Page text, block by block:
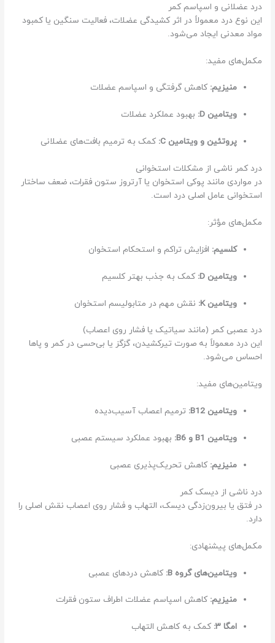
درد عضلانی و اسپاسم کمر
این نوع درد معمولاً در اثر کشیدگی عضلات، فعالیت سنگین یا کمبود
مواد معدنی ایجاد می‌شود.
مکمل‌های مفید:
منیزیم: کاهش گرفتگی و اسپاسم عضلات
ویتامین D: بهبود عملکرد عضلات
پروتئین و ویتامین C: کمک به ترمیم بافت‌های عضلانی
درد کمر ناشی از مشکلات استخوانی
در مواردی مانند پوکی استخوان یا آرتروز ستون فقرات، ضعف ساختار
استخوانی عامل اصلی درد است.
مکمل‌های مؤثر:
کلسیم: افزایش تراکم و استحکام استخوان
ویتامین D: کمک به جذب بهتر کلسیم
ویتامین K: نقش مهم در متابولیسم استخوان
درد عصبی کمر (مانند سیاتیک یا فشار روی اعصاب)
این درد معمولاً به صورت تیرکشیدن، گزگز یا بی‌حسی در کمر و پاها
احساس می‌شود.
ویتامین‌های مفید:
ویتامین B12: ترمیم اعصاب آسیب‌دیده
ویتامین B1 و B6: بهبود عملکرد سیستم عصبی
منیزیم: کاهش تحریک‌پذیری عصبی
درد ناشی از دیسک کمر
در فتق یا بیرون‌زدگی دیسک، التهاب و فشار روی اعصاب نقش اصلی را
دارد.
مکمل‌های پیشنهادی:
ویتامین‌های گروه B: کاهش دردهای عصبی
منیزیم: کاهش اسپاسم عضلات اطراف ستون فقرات
امگا ۳: کمک به کاهش التهاب